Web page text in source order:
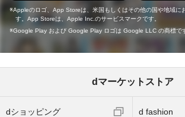
Appleのロゴ、App Storeは、米国もしくはその他の国や地域に
す。App Storeは、Apple Inc.のサービスマークです。
Google Play および Google Play ロゴは Google LLC の商標で
dマーケットストア
dショッピング d fashion